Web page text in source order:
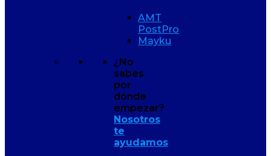
AMT
PostPro
Mayku
¿No
sabes
por
dónde
empezar?
Nosotros
te
ayudamos